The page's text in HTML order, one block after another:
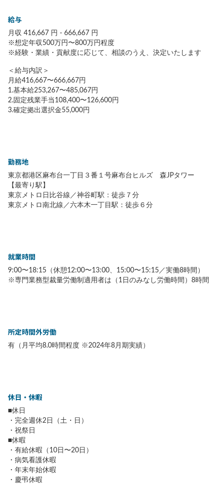
給与
月収 416,667 円 - 666,667 円
※想定年収500万円〜800万円程度
※経験・業績・貢献度に応じて、相談のうえ、決定いたします
＜給与内訳＞
月給416,667〜666,667円
1.基本給253,267〜485,067円
2.固定残業手当108,400〜126,600円
3.確定拠出選択金55,000円
勤務地
東京都港区麻布台一丁目３番１号麻布台ヒルズ 森JPタワー
【最寄り駅】
東京メトロ日比谷線／神谷町駅：徒歩７分
東京メトロ南北線／六本木一丁目駅：徒歩６分
就業時間
9:00〜18:15（休憩12:00〜13:00、15:00〜15:15／実働8時間）
※専門業務型裁量労働制適用者は（1日のみなし労働時間）8時間
所定時間外労働
有（月平均8.0時間程度 ※2024年8月期実績）
休日・休暇
■休日
・完全週休2日（土・日）
・祝祭日
■休暇
・有給休暇（10日〜20日）
・病気看護休暇
・年末年始休暇
・慶弔休暇